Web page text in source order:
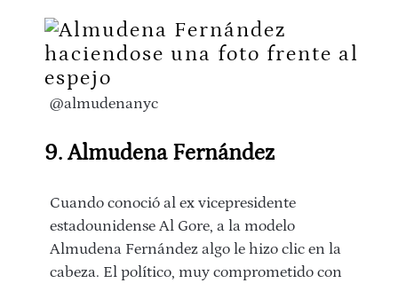
@almudenanyc
9. Almudena Fernández
Cuando conoció al ex vicepresidente
estadounidense Al Gore, a la modelo
Almudena Fernández algo le hizo clic en la
cabeza. El político, muy comprometido con